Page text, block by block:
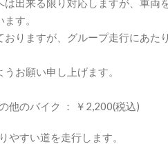
は出来る限り対応しますが、車
す。
りますが、グループ走行にあ
お願い申し上げます。
他のバイク ： ￥2,200(税込)
やすい道を走行します。